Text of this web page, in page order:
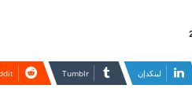
لينكدإن